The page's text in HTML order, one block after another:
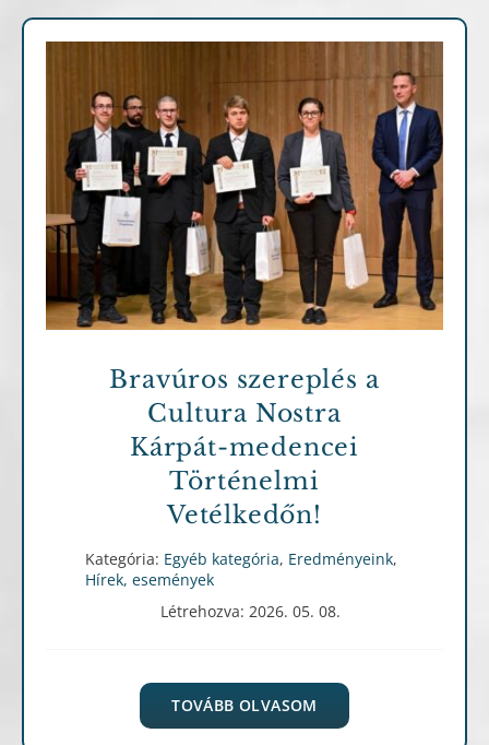
Egyéb kategória Eredményeink Hírek,
események
Bravúros szereplés a
Cultura Nostra
Kárpát-medencei
Történelmi
Vetélkedőn!
Kategória: Egyéb kategória, Eredményeink,
Hírek, események
Létrehozva: 2026. 05. 08.
TOVÁBB OLVASOM